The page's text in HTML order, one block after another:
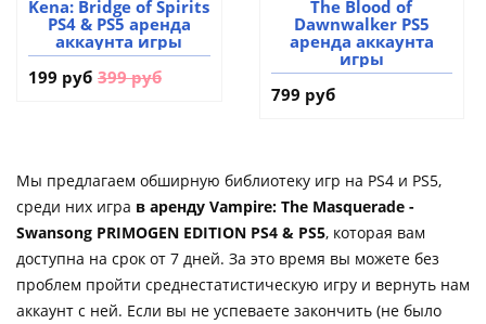
Kena: Bridge of Spirits
PS4 & PS5 аренда
аккаунта игры
199 руб 399 руб
The Blood of
Dawnwalker PS5
аренда аккаунта
игры
799 руб
Мы предлагаем обширную библиотеку игр на PS4 и PS5,
среди них игра в аренду Vampire: The Masquerade -
Swansong PRIMOGEN EDITION PS4 & PS5, которая вам
доступна на срок от 7 дней. За это время вы можете без
проблем пройти среднестатистическую игру и вернуть нам
аккаунт с ней. Если вы не успеваете закончить (не было